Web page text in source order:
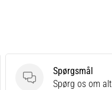
Spørgsmål
Spørgsmål
Spørg os om alt